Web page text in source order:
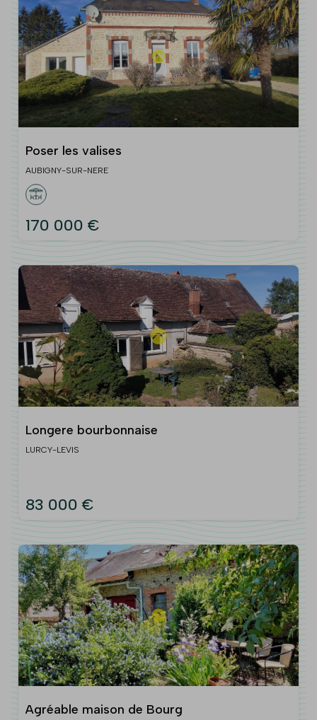
Poser les valises
AUBIGNY-SUR-NERE
170 000 €
Longere bourbonnaise
LURCY-LEVIS
83 000 €
Agréable maison de Bourg